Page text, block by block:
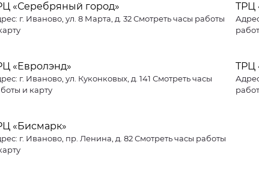
«Серебряный город»
г. Иваново, ул. 8 Марта, д. 32 Смотреть часы работы
ТРЦ
«Евролэнд»
г. Иваново, ул. Куконковых, д. 141 Смотреть часы
и карту
ТРЦ
«Бисмарк»
г. Иваново, пр. Ленина, д. 82 Смотреть часы работы